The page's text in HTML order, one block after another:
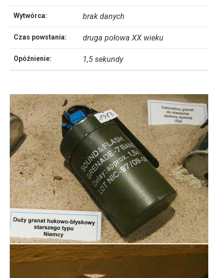
Wytwórca: brak danych
Czas powstania: druga połowa XX wieku
Opóźnienie: 1,5 sekundy